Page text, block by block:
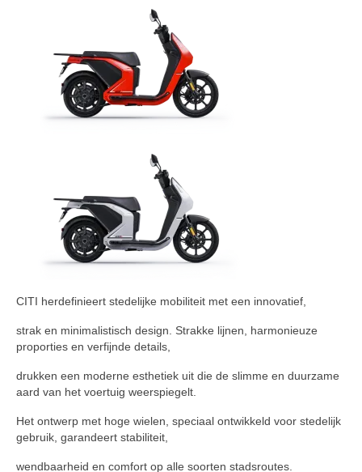
CITI herdefinieert stedelijke mobiliteit met een innovatief,
strak en minimalistisch design.
Strakke lijnen, harmonieuze
proporties en verfijnde details,
drukken een moderne esthetiek uit die de slimme en duurzame
aard van het voertuig weerspiegelt.
Het ontwerp met hoge wielen, speciaal ontwikkeld voor stedelijk
gebruik, garandeert stabiliteit,
wendbaarheid en comfort op alle soorten stadsroutes.